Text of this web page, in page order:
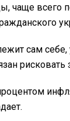
чаще всего
сам